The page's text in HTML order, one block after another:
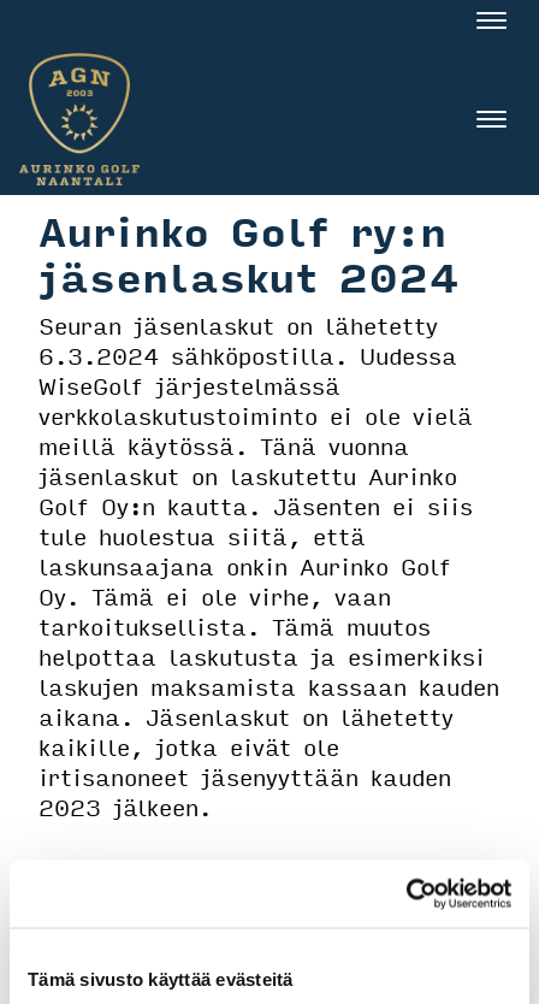
Tämä sivusto käyttää evästeitä
Aurinko Golf ry:n
jäsenlaskut 2024
Seuran jäsenlaskut on lähetetty
6.3.2024 sähköpostilla. Uudessa
WiseGolf järjestelmässä
verkkolaskutustoiminto ei ole vielä
meillä käytössä. Tänä vuonna
jäsenlaskut on laskutettu Aurinko
Golf Oy:n kautta. Jäsenten ei siis
tule huolestua siitä, että
laskunsaajana onkin Aurinko Golf
Oy. Tämä ei ole virhe, vaan
tarkoituksellista. Tämä muutos
helpottaa laskutusta ja esimerkiksi
laskujen maksamista kassaan kauden
aikana. Jäsenlaskut on lähetetty
kaikille, jotka eivät ole
irtisanoneet jäsenyyttään kauden
2023 jälkeen.
roskapostista. Vieraasta